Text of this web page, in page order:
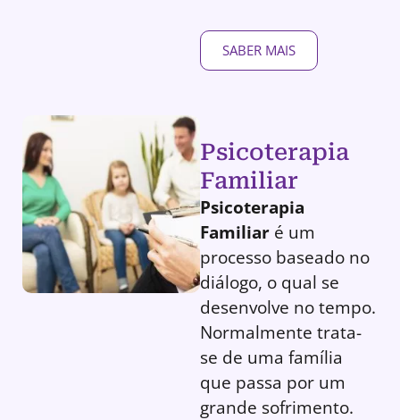
SABER MAIS
Psicoterapia
Familiar
Psicoterapia
Familiar é um
processo baseado no
diálogo, o qual se
desenvolve no tempo.
Normalmente trata-
se de uma família
que passa por um
grande sofrimento.